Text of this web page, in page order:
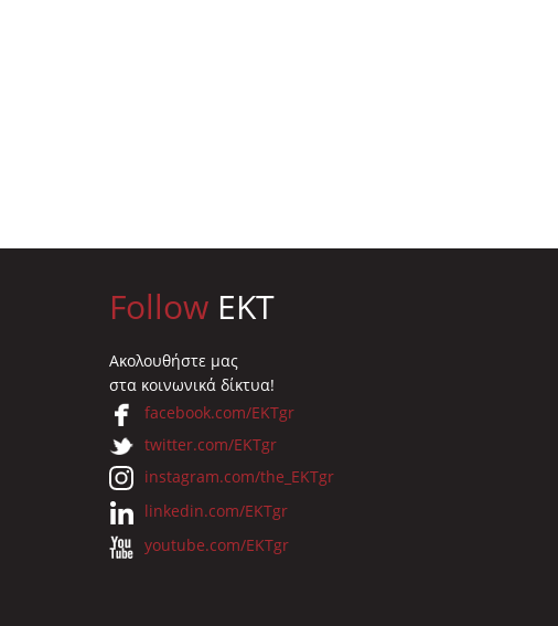
Follow EKT
Ακολουθήστε μας
στα κοινωνικά δίκτυα!
facebook.com/EKTgr
twitter.com/EKTgr
instagram.com/the_EKTgr
linkedin.com/EKTgr
youtube.com/EKTgr